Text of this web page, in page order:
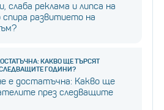
слаба реклама и липса на
развитието на
КАКВО ЩЕ ТЪРСЯТ
ГОДИНИ?
е достатъчна: Какво ще
през следващите